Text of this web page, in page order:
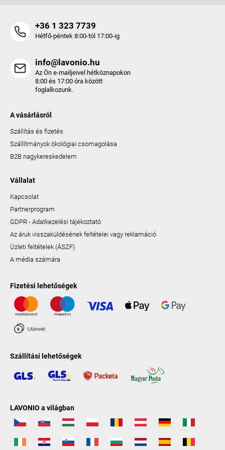
+36 1 323 7739
Hétfő-péntek 8:00-tól 17:00-ig
info@lavonio.hu
Az Ön e-mailjeivel hétköznapokon
8:00 és 17:00 óra között
foglalkozunk.
A vásárlásról
Szállítás és fizetés
Szállítmányok ökológiai csomagolása
B2B nagykereskedelem
Vállalat
Kapcsolat
Partnerprogram
GDPR - Adatkezelési tájékoztató
Az áruk visszaküldésének feltételei vagy reklamáció
Üzleti feltételek (ÁSZF)
A média számára
Fizetési lehetőségek
Szállítási lehetőségek
LAVONIO a világban